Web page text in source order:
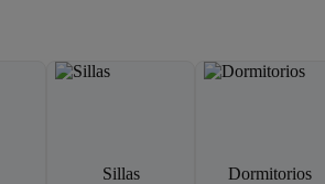
Sillas Dormitorios